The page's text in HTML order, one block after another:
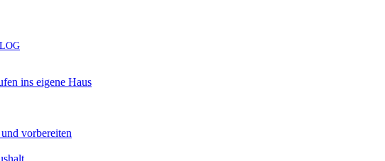
ins eigene Haus
vorbereiten